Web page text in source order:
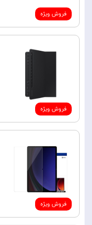
فروش ویژه
فروش ویژه
فروش ویژه